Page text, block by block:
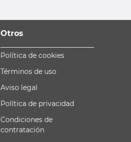
Otros
Política de cookies
Términos de uso
Aviso legal
Política de privacidad
Condiciones de
contratación